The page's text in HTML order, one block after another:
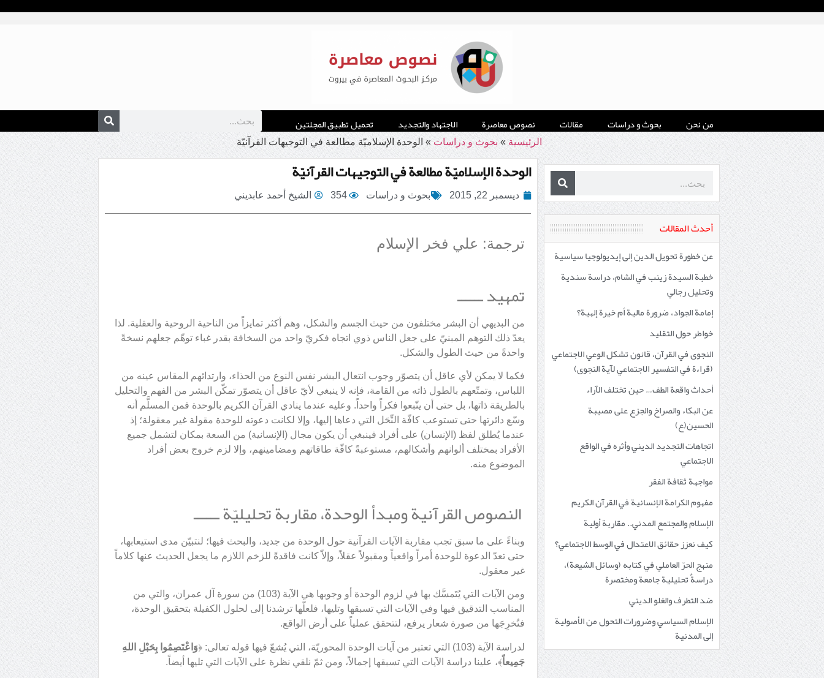
من نحن بحوث و دراسات مقالات نصوص معاصرة الاجتهاد والتجديد تحميل تطبيق المجلتين
الرئيسية » بحوث و دراسات » الوحدة الإسلاميّة مطالعة في التوجيهات القرآنيّة
أحدث المقالات
عن خطورة تحويل الدين إلى إيديولوجيا سياسية
خطبة السيدة زينب في الشام، دراسة سندية
وتحليل رجالي
إمامة الجواد، ضرورة مالية أم خيرة إلهية؟
خواطر حول التقليد
النجوى في القرآن، قانون تشكل الوعي الاجتماعي
(قراءة في التفسير الاجتماعي لآية النجوى)
أحداث واقعة الطف… حين تختلف الآراء
عن البكاء والصراخ والجزع على مصيبة
الحسين(ع)
اتجاهات التجديد الديني وأثره في الواقع
الاجتماعي
مواجهة ثقافة الفقر
مفهوم الكرامة الإنسانية في القرآن الكريم
الإسلام والمجتمع المدني.. مقاربة أولية
كيف نعزز حقائق الاعتدال في الوسط الاجتماعي؟
منهج الحرّ العاملي في كتابه (وسائل الشيعة)،
دراسةٌ تحليلية جامعة ومختصرة
ضد التطرف والغلو الديني
الإسلام السياسي وضرورات التحول من الأصولية
إلى المدنية
الوحدة الإسلاميّة مطالعة في التوجيهات القرآنيّة
ديسمبر 22, 2015 بحوث و دراسات 354 الشيخ أحمد عابديني
ترجمة: علي فخر الإسلام
تمهيد ــــــ
من البديهي أن البشر مختلفون من حيث الجسم والشكل، وهم أكثر تمايزاً من الناحية الروحية والعقلية. لذا
يعدّ ذلك التوهم المبنيّ على جعل الناس ذوي اتجاه فكريّ واحد من السخافة بقدر غباء توهّم جعلهم نسخةً
واحدةً من حيث الطول والشكل.
فكما لا يمكن لأي عاقل أن يتصوّر وجوب انتعال البشر نفس النوع من الحذاء، وارتدائهم المقاس عينه من
اللباس، وتمتّعهم بالطول ذاته من القامة، فإنه لا ينبغي لأيّ عاقل أن يتصوّر تمكّن البشر من الفهم والتحليل
بالطريقة ذاتها، بل حتى أن يتّبعوا فكراً واحداً. وعليه عندما ينادي القرآن الكريم بالوحدة فمن المسلَّم أنه
وسّع دائرتها حتى تستوعب كافّة النِّحَل التي دعاها إليها، وإلا لكانت دعوته للوحدة مقولة غير معقولة؛ إذ
عندما يُطلق لفظ (الإنسان) على أفراد فينبغي أن يكون مجال (الإنسانية) من السعة بمكان لتشمل جميع
الأفراد بمختلف ألوانهم وأشكالهم، مستوعبةً كافّة طاقاتهم ومضامينهم، وإلا لزم خروج بعض أفراد
الموضوع منه.
النصوص القرآنية ومبدأ الوحدة، مقاربة تحليليّة ــــــ
وبناءً على ما سبق تجب مقاربة الآيات القرآنية حول الوحدة من جديد، والبحث فيها؛ لنتبيّن مدى استيعابها،
حتى تعدّ الدعوة للوحدة أمراً واقعياً ومقبولاً عقلاً، وإلاّ كانت فاقدةً للزخم اللازم ما يجعل الحديث عنها كلاماً
غير معقول.
ومن الآيات التي يُتَمسَّك بها في لزوم الوحدة أو وجوبها هي الآية (103) من سورة آل عمران، والتي من
المناسب التدقيق فيها وفي الآيات التي تسبقها وتليها، فلعلّها ترشدنا إلى لحلول الكفيلة بتحقيق الوحدة،
فتُخرِجَها من صورة شعار يرفع، لتتحقق عملياً على أرض الواقع.
لدراسة الآية (103) التي تعتبر من آيات الوحدة المحوريّة، التي يُشعّ فيها قوله تعالى: ﴿
وَاعْتَصِمُوا بِحَبْلِ اللهِ
جَمِيعاً﴾، علينا دراسة الآيات التي تسبقها إجمالاً، ومن ثمّ نلقي نظرة على الآيات التي تليها أيضاً.